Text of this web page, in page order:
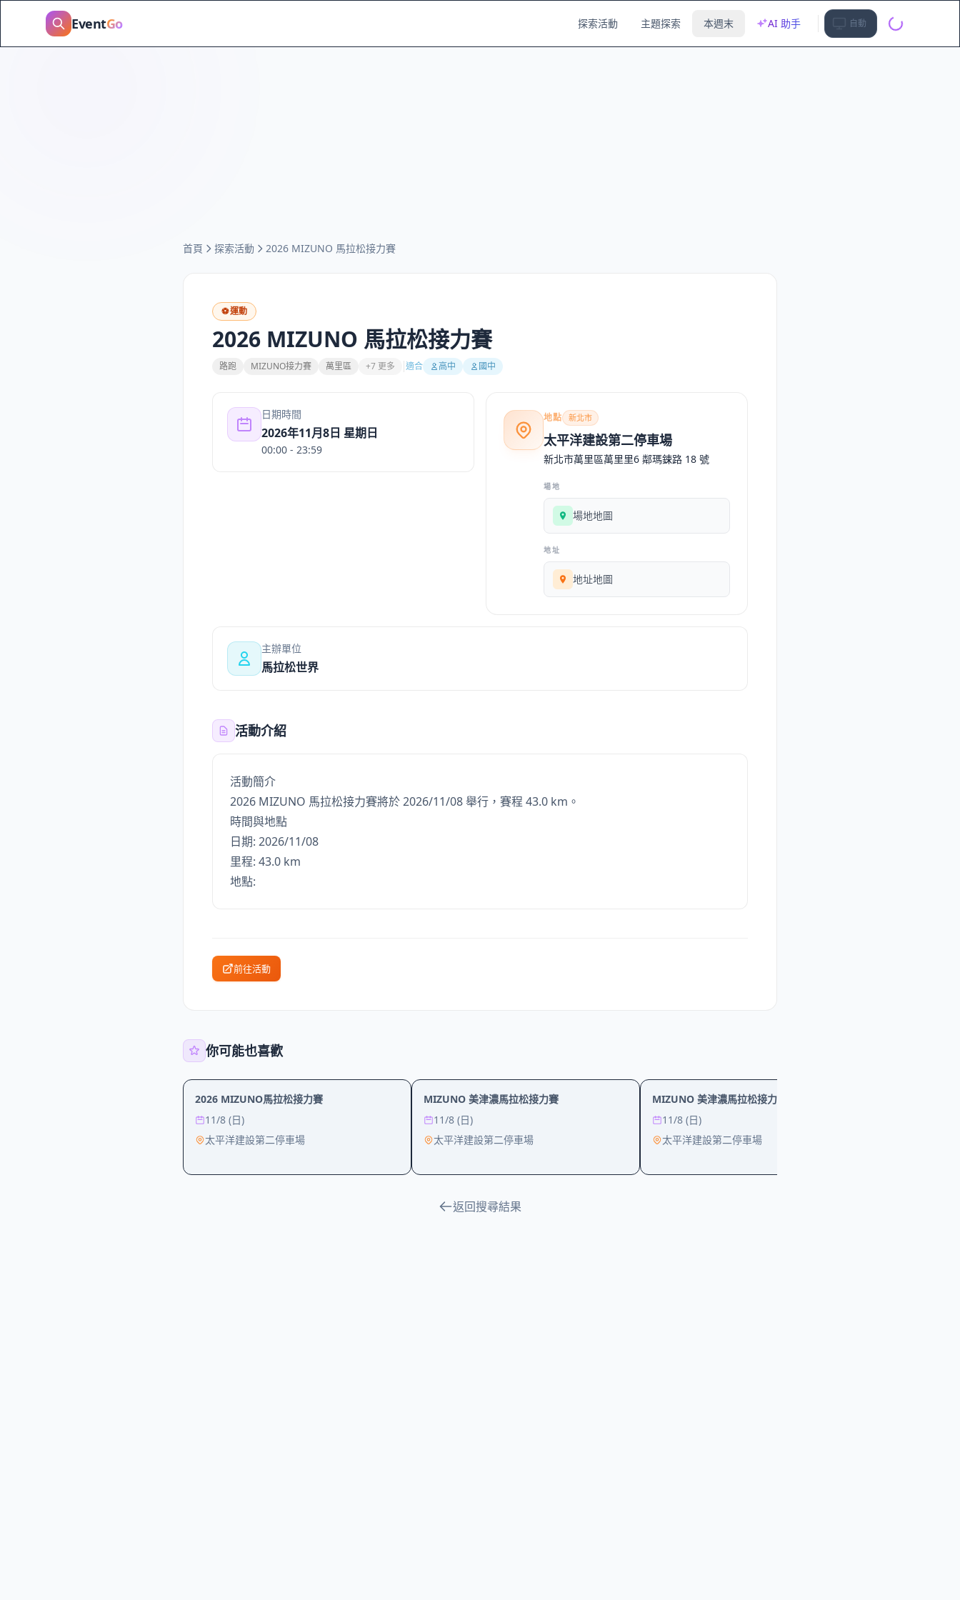
EventGo 探索活動 主題探索 本週末 AI 助手 自動
首頁 探索活動 2026 MIZUNO 馬拉松接力賽
⚽運動
2026 MIZUNO 馬拉松接力賽
路跑 MIZUNO接力賽 萬里區 +7 更多 適合 高中 國中
日期時間
2026年11月8日 星期日
00:00 - 23:59
地點 新北市
太平洋建設第二停車場
新北市萬里區萬里里6 鄰瑪鋉路 18 號
場地
場地地圖
地址
地址地圖
主辦單位
馬拉松世界
活動介紹
活動簡介
2026 MIZUNO 馬拉松接力賽將於 2026/11/08 舉行，賽程 43.0 km。
時間與地點
日期: 2026/11/08
里程: 43.0 km
地點:
前往活動
你可能也喜歡
運動
2026 MIZUNO馬拉松接力賽
11/8 (日)
太平洋建設第二停車場
MIZUNO 美津濃馬拉松接力賽
11/8 (日)
太平洋建設第二停車場
MIZUNO 美津濃馬拉松接力賽
11/8 (日)
太平洋建設第二停車場
返回搜尋結果